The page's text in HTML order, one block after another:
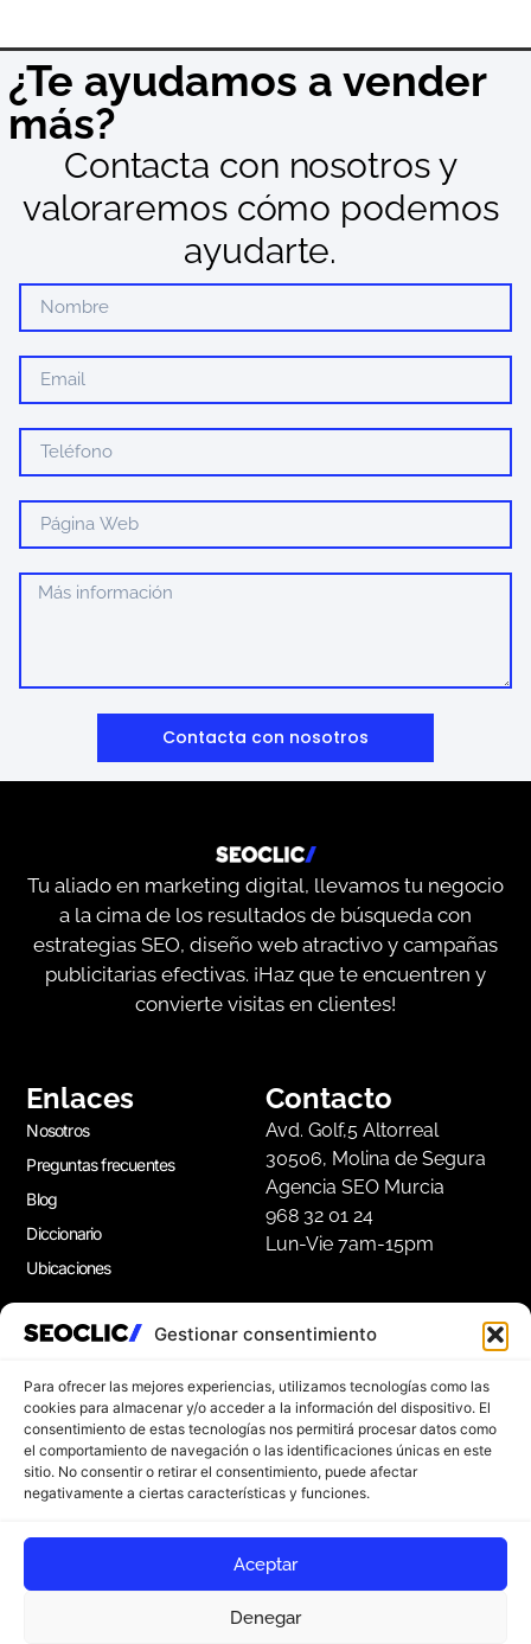
Gestionar consentimiento
Para ofrecer las mejores experiencias, utilizamos tecnologías como las
cookies para almacenar y/o acceder a la información del dispositivo. El
consentimiento de estas tecnologías nos permitirá procesar datos como
el comportamiento de navegación o las identificaciones únicas en este
sitio. No consentir o retirar el consentimiento, puede afectar
negativamente a ciertas características y funciones.
Aceptar
Denegar
¿Te ayudamos a vender
más?
Contacta con nosotros y
valoraremos cómo podemos
ayudarte.
Contacta con nosotros
Tu aliado en marketing digital, llevamos tu negocio
a la cima de los resultados de búsqueda con
estrategias SEO, diseño web atractivo y campañas
publicitarias efectivas. ¡Haz que te encuentren y
convierte visitas en clientes!
Enlaces
Nosotros
Preguntas frecuentes
Blog
Diccionario
Ubicaciones
Contacto
Avd. Golf,5 Altorreal
30506, Molina de Segura
Agencia SEO Murcia
968 32 01 24
Lun-Vie 7am-15pm
Apúntate a nuestra Newsletter
Suscríbete a nuestro boletín para disfrutar de
consejos de marketing gratuitos, e ideas de
inspiración.